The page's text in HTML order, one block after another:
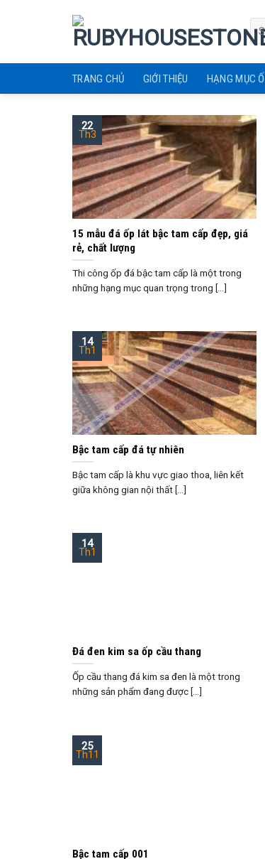
TRANG CHỦ
GIỚI THIỆU HẠNG MỤC
15 mẫu đá ốp lát bậc tam cấp đẹp, giá
rẻ, chất lượng
Thi công ốp đá bậc tam cấp là một trong
những hạng mục quan trọng trong [...]
22
Th3
Bậc tam cấp đá tự nhiên
Bậc tam cấp là khu vực giao thoa, liên kết
giữa không gian nội thất [...]
14
Th1
Đá đen kim sa ốp cầu thang
Ốp cầu thang đá kim sa đen là một trong
những sản phẩm đang được [...]
14
Th1
Bậc tam cấp 001
25
Th11